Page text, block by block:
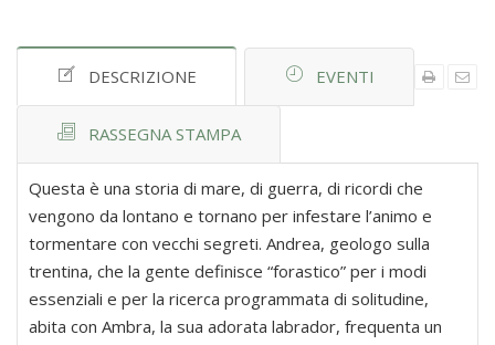
DESCRIZIONE EVENTI
RASSEGNA STAMPA
Questa è una storia di mare, di guerra, di ricordi che
vengono da lontano e tornano per infestare l’animo e
tormentare con vecchi segreti. Andrea, geologo sulla
trentina, che la gente definisce “forastico” per i modi
essenziali e per la ricerca programmata di solitudine,
abita con Ambra, la sua adorata labrador, frequenta un